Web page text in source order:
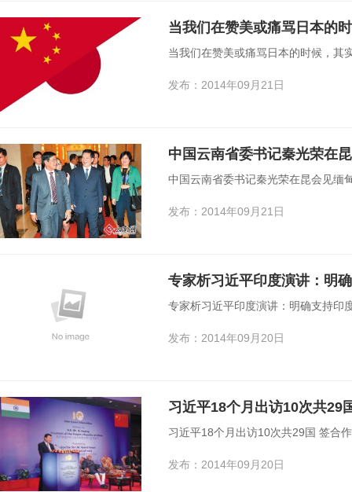
当我们在赞美或痛骂日本的
当我们在赞美或痛骂日本的时候，其
发布：2014年09月21日
中国云南省委书记秦光荣在昆会见缅
发布：2014年09月21日
专家析习近平印度演讲：明
专家析习近平印度演讲：明确支持印
发布：2014年09月20日
习近平18个月出访10次共29
习近平18个月出访10次共29国 签合
发布：2014年09月20日